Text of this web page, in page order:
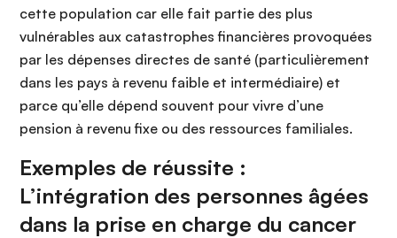
cette population car elle fait partie des plus
vulnérables aux catastrophes financières provoquées
par les dépenses directes de santé (particulièrement
dans les pays à revenu faible et intermédiaire) et
parce qu’elle dépend souvent pour vivre d’une
pension à revenu fixe ou des ressources familiales.
Exemples de réussite :
L’intégration des personnes âgées
dans la prise en charge du cancer